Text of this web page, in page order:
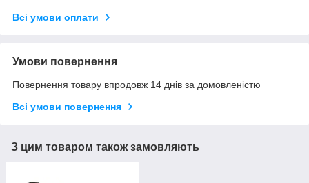
Всі умови оплати
Умови повернення
Повернення товару впродовж 14 днів за домовленістю
Всі умови повернення
З цим товаром також замовляють